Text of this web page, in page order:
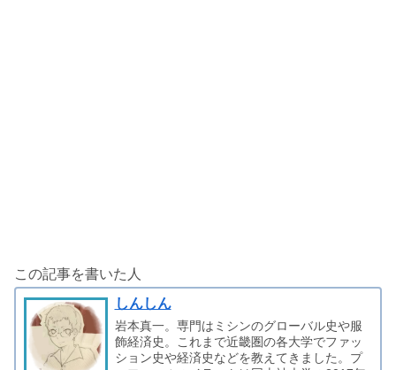
この記事を書いた人
しんしん
岩本真一。専門はミシンのグローバル史や服
飾経済史。これまで近畿圏の各大学でファッ
ション史や経済史などを教えてきました。プ